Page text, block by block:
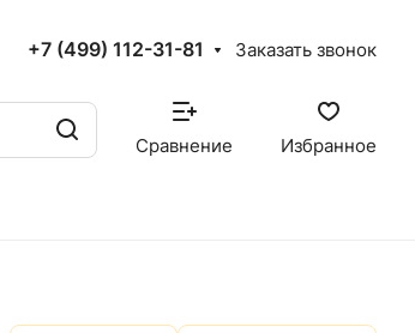
+7 (499) 112-31-81 Заказать звонок
Сравнение Избранное